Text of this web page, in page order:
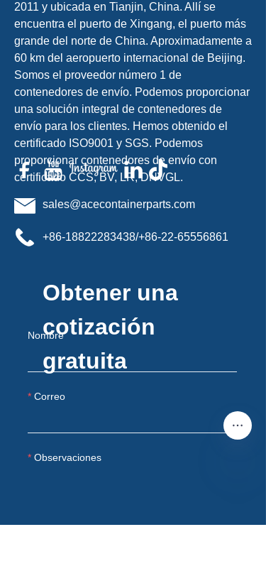
Nombre
Correo
Observaciones
2011 y ubicada en Tianjin, China. Allí se
encuentra el puerto de Xingang, el puerto más
grande del norte de China. Aproximadamente a
60 km del aeropuerto internacional de Beijing.
Somos el proveedor número 1 de
contenedores de envío. Podemos proporcionar
una solución integral de contenedores de
envío para los clientes. Hemos obtenido el
certificado ISO9001 y SGS. Podemos
proporcionar contenedores de envío con
certificado CCS, BV, LR, DNVGL.
sales@acecontainerparts.com
+86-18822283438/+86-22-65556861
Obtener una
cotización
gratuita